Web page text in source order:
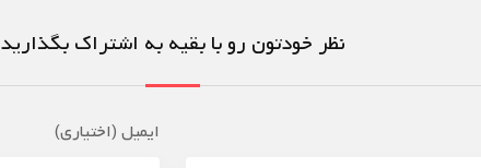
نظر خودتون رو با بقیه به اشتراک بگذارید
ایمیل (اختیاری)